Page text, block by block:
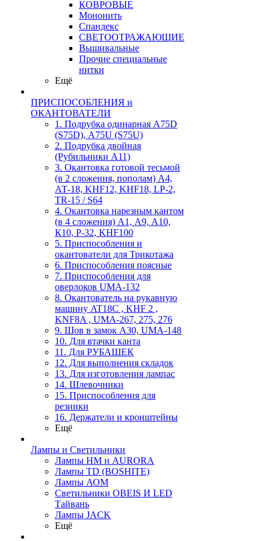
КОВРОВЫЕ
Мононить
Спандекс
СВЕТООТРАЖАЮЩИЕ
Вышивальные
Прочие специальные
нитки
Ещё
ПРИСПОСОБЛЕНИЯ и
ОКАНТОВАТЕЛИ
1. Подрубка одинарная А75D
(S75D), А75U (S75U)
2. Подрубка двойная
(Рубильники А11)
3. Окантовка готовой тесьмой
(в 2 сложения, пополам) А4,
АТ-18, KHF12, KHF18, LP-2,
TR-15 / S64
4. Окантовка нарезным кантом
(в 4 сложения) А1, А9, А10,
К10, Р-32, KHF100
5. Приспособления и
окантователи для Трикотажа
6. Приспособления поясные
7. Приспособления для
оверлоков UMA-132
8. Окантователь на рукавную
машину AT18C , KHF 2 ,
KNF8A , UMA-267, 275, 276
9. Шов в замок А30, UMA-148
10. Для втачки канта
11. Для РУБАШЕК
12. Для выполнения складок
13. Для изготовления лампас
14. Шлевочники
15. Приспособления для
резинки
16. Держатели и кронштейны
Ещё
Лампы и Светильники
Лампы HM и AURORA
Лампы TD (BOSHITE)
Лампы АОМ
Светильники OBEIS И LED
Тайвань
Лампы JACK
Ещё